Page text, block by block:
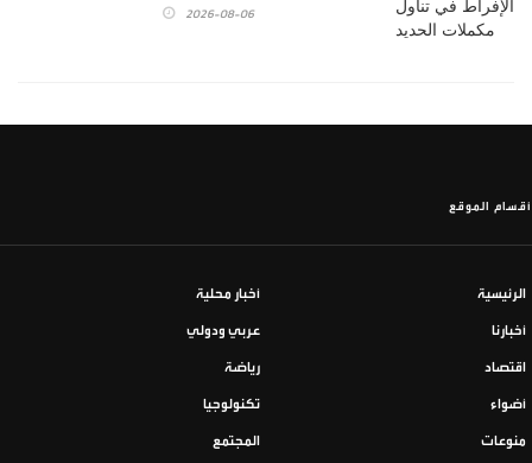
2026-08-06
أقسام الموقع
الرئيسية أخبار محلية
أخبارنا عربي ودولي
اقتصاد رياضة
أضواء تكنولوجيا
منوعات المجتمع